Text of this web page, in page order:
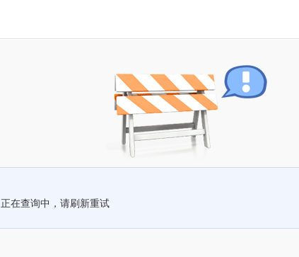
正在查询中，请刷新重试